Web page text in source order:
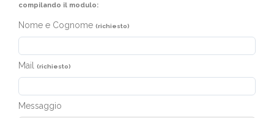
compilando il modulo:
Nome e Cognome (richiesto)
Mail (richiesto)
Messaggio